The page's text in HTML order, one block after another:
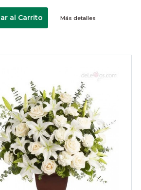
al Carrito Más detalles